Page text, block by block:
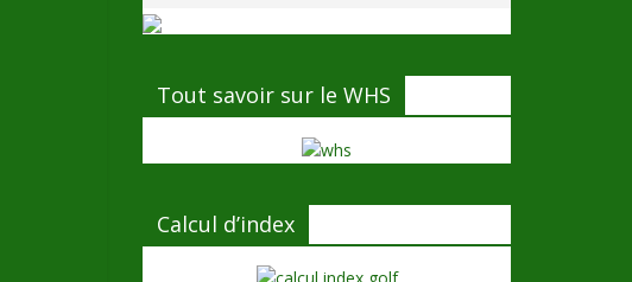
Tout savoir sur le WHS
Calcul d’index